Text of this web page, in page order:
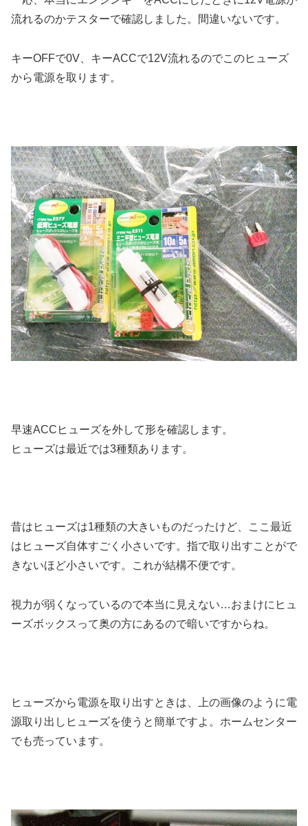
流れるのかテスターで確認しました。間違いないです。
キーOFFで0V、キーACCで12V流れるのでこのヒューズ
から電源を取ります。
早速ACCヒューズを外して形を確認します。
ヒューズは最近では3種類あります。
昔はヒューズは1種類の大きいものだったけど、ここ最近
はヒューズ自体すごく小さいです。指で取り出すことがで
きないほど小さいです。これが結構不便です。
視力が弱くなっているので本当に見えない…おまけにヒュ
ーズボックスって奥の方にあるので暗いですからね。
ヒューズから電源を取り出すときは、上の画像のように電
源取り出しヒューズを使うと簡単ですよ。ホームセンター
でも売っています。